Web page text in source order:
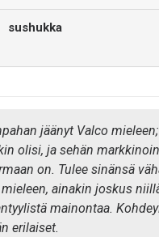
sushukka
jäänyt Valco mieleen;
olisi, ja sehän
on. Tulee sinänsä
ainakin joskus
mainontaa.
erilaiset.